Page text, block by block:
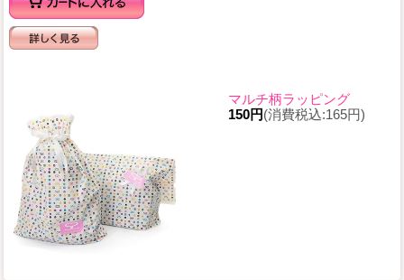
マルチ柄ラッピング
150円(消費税込:165円)